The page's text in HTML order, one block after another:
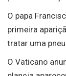
O papa
primeira
tratar uma
O Vaticano